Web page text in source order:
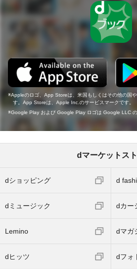
Appleのロゴ、App Storeは、米国もしくはその他の国
す。App Storeは、Apple Inc.のサービスマークです。
Google Play および Google Play ロゴは Google LLC の
dマーケットス
dショッピング d
dミュージック dカー
Lemino dマガ
dヒッツ dフォ